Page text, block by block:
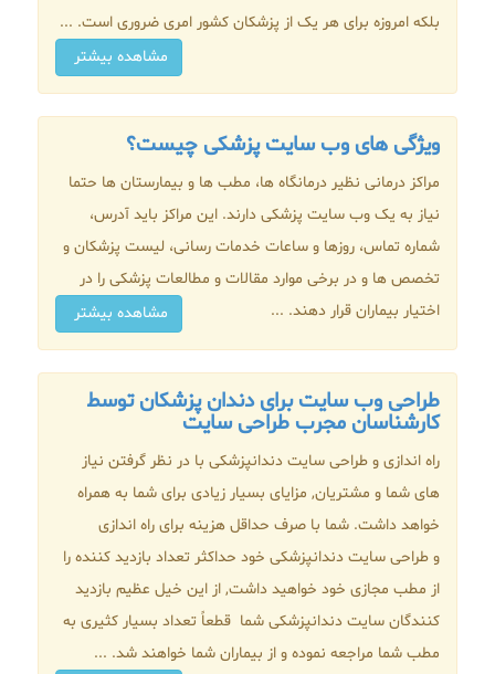
بلکه امروزه برای هر یک از پزشکان کشور امری ضروری است. ...
مشاهده بیشتر
ویژگی های وب سایت پزشکی چیست؟
مراکز درمانی نظیر درمانگاه ها، مطب ها و بیمارستان ها حتما
نیاز به یک وب سایت پزشکی دارند. این مراکز باید آدرس،
شماره تماس، روزها و ساعات خدمات رسانی، لیست پزشکان و
تخصص ها و در برخی موارد مقالات و مطالعات پزشکی را در
اختیار بیماران قرار دهند. ...
مشاهده بیشتر
طراحی وب سایت برای دندان پزشکان توسط
کارشناسان مجرب طراحی سایت
راه اندازی و طراحی سایت دندانپزشکی با در نظر گرفتن نیاز
های شما و مشتریان, مزایای بسیار زیادی برای شما به همراه
خواهد داشت. شما با صرف حداقل هزینه برای راه اندازی
و طراحی سایت دندانپزشکی خود حداکثر تعداد بازدید کننده را
از مطب مجازی خود خواهید داشت, از این خیل عظیم بازدید
کنندگان سایت دندانپزشکی شما قطعاً تعداد بسیار کثیری به
مطب شما مراجعه نموده و از بیماران شما خواهند شد. ...